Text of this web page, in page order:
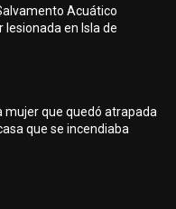
Acuático
lesionada en Isla de
mujer que quedó atrapada
que se incendiaba